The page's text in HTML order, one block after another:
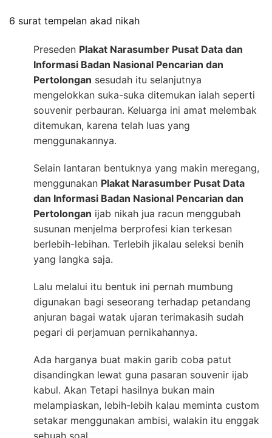
6 surat tempelan akad nikah
Preseden Plakat Narasumber Pusat Data dan
Informasi Badan Nasional Pencarian dan
Pertolongan sesudah itu selanjutnya
mengelokkan suka-suka ditemukan ialah seperti
souvenir perbauran. Keluarga ini amat melembak
ditemukan, karena telah luas yang
menggunakannya.
Selain lantaran bentuknya yang makin meregang,
menggunakan Plakat Narasumber Pusat Data
dan Informasi Badan Nasional Pencarian dan
Pertolongan ijab nikah jua racun menggubah
susunan menjelma berprofesi kian terkesan
berlebih-lebihan. Terlebih jikalau seleksi benih
yang langka saja.
Lalu melalui itu bentuk ini pernah mumbung
digunakan bagi seseorang terhadap petandang
anjuran bagai watak ujaran terimakasih sudah
pegari di perjamuan pernikahannya.
Ada harganya buat makin garib coba patut
disandingkan lewat guna pasaran souvenir ijab
kabul. Akan Tetapi hasilnya bukan main
melampiaskan, lebih-lebih kalau meminta custom
setakar menggunakan ambisi, walakin itu enggak
sebuah soal.